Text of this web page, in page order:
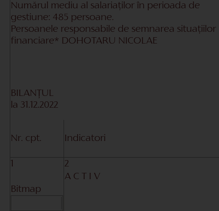
Numărul mediu al salariaților în perioada de
gestiune: 485 persoane.
Persoanele responsabile de semnarea situațiilor
financiare* DOHOTARU NICOLAE
BILANŢUL
la 31.12.2022
Nr. cpt. Indicatori
2
A C T I V
Bitmap